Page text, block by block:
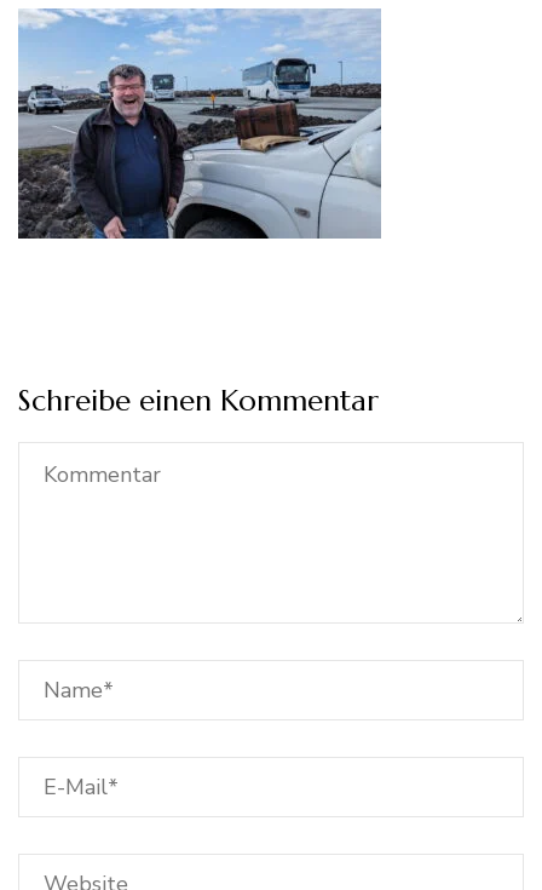
Schreibe einen Kommentar